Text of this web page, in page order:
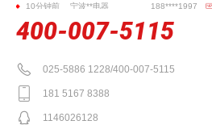
10分钟前 义乌**博画材 186****7313
10分钟前 青岛**服饰 188****7788
12分钟前
400-007-5115
025-5886 1228/400-007-5115
181 5167 8388
1146026128